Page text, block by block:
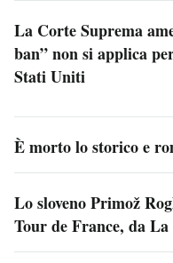
La Corte Suprema
ban” non si applica
Stati Uniti
È morto lo storico e
Lo sloveno Primož
Tour de France, da